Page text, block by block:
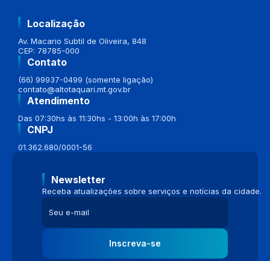
Localização
Av. Macario Subtil de Oliveira, 848
CEP: 78785-000
Contato
(66) 99937-0499 (somente ligação)
contato@altotaquari.mt.gov.br
Atendimento
Das 07:30hs às 11:30hs - 13:00h às 17:00h
CNPJ
01.362.680/0001-56
Newsletter
Receba atualizações sobre serviços e notícias da cidade.
Inscreva-se